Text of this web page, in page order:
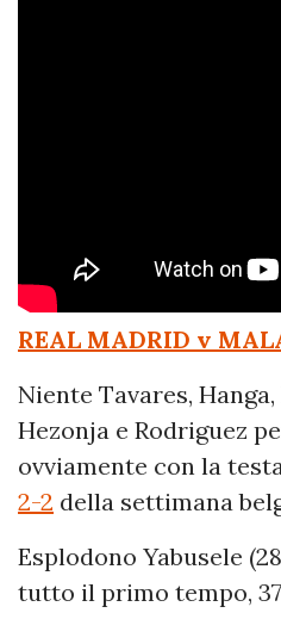
REAL MADRID v
Niente Tavares,
Hezonja e Rodriguez
ovviamente con la
2-2 della settimana
Esplodono Yabusele
tutto il primo tempo,